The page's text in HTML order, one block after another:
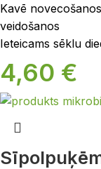
Kavē
veidošanos
Ieteicams sēklu
4,60 €